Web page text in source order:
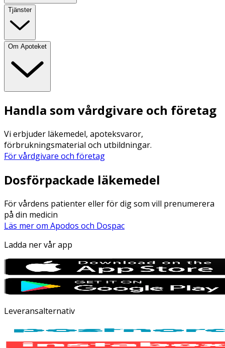
Tjänster
Om Apoteket
Handla som vårdgivare och företag
Vi erbjuder läkemedel, apoteksvaror,
förbrukningsmaterial och utbildningar.
För vårdgivare och företag
Dosförpackade läkemedel
För vårdens patienter eller för dig som vill prenumerera
på din medicin
Läs mer om Apodos och Dospac
Ladda ner vår app
Leveransalternativ